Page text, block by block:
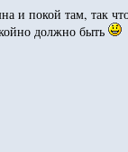
и покой там, так
должно быть